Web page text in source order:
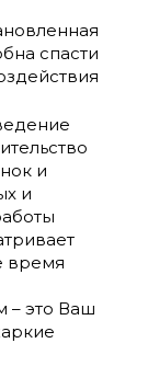
спасти
и
и
время
– это Ваш